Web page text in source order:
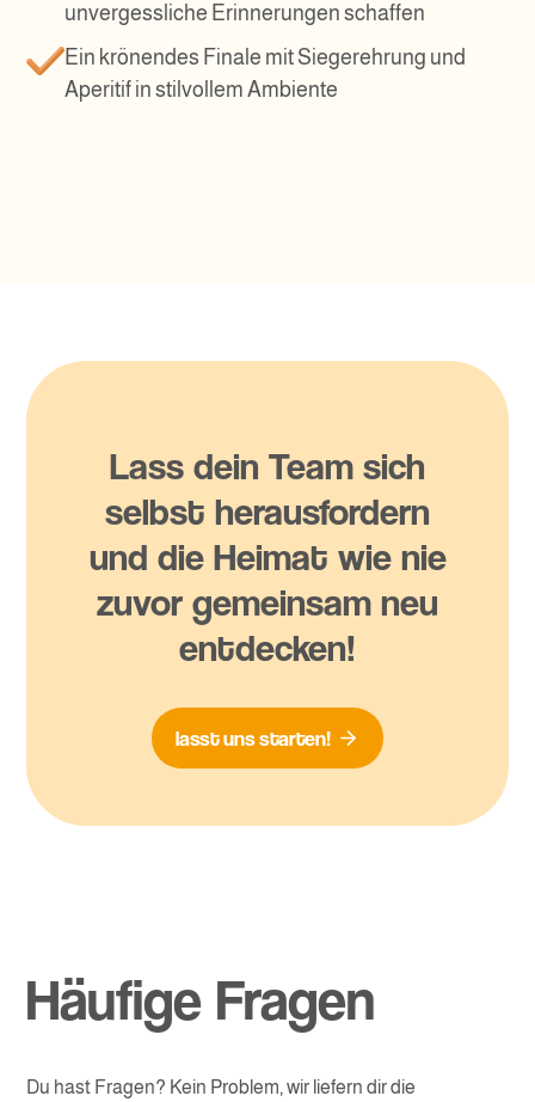
unvergessliche Erinnerungen schaffen
Ein krönendes Finale mit Siegerehrung und
Aperitif in stilvollem Ambiente
Lass dein Team sich
selbst herausfordern
und die Heimat wie nie
zuvor gemeinsam neu
entdecken!
lasst uns starten!
Häufige Fragen
Du hast Fragen? Kein Problem, wir liefern dir die